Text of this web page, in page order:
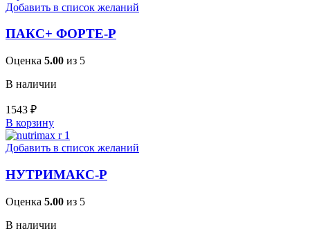
Добавить в список желаний
ПАКС+ ФОРТЕ-Р
Оценка 5.00 из 5
В наличии
1543 ₽
В корзину
Добавить в список желаний
НУТРИМАКС-Р
Оценка 5.00 из 5
В наличии